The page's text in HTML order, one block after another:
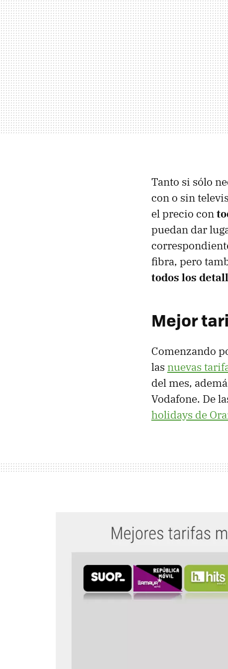
Tanto si sólo
con o sin
el precio con
puedan dar
fibra, pero
todos los
Mejor
Comenzando
las nuevas
del mes,
Vodafone. De
holidays de